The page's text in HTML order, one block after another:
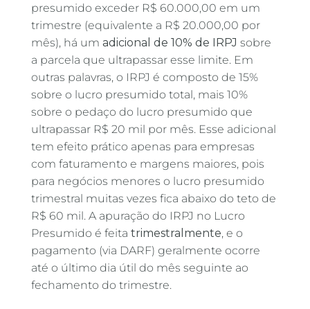
presumido exceder R$ 60.000,00 em um
trimestre (equivalente a R$ 20.000,00 por
mês), há um adicional de 10% de IRPJ sobre
a parcela que ultrapassar esse limite. Em
outras palavras, o IRPJ é composto de 15%
sobre o lucro presumido total, mais 10%
sobre o pedaço do lucro presumido que
ultrapassar R$ 20 mil por mês. Esse adicional
tem efeito prático apenas para empresas
com faturamento e margens maiores, pois
para negócios menores o lucro presumido
trimestral muitas vezes fica abaixo do teto de
R$ 60 mil. A apuração do IRPJ no Lucro
Presumido é feita trimestralmente, e o
pagamento (via DARF) geralmente ocorre
até o último dia útil do mês seguinte ao
fechamento do trimestre.